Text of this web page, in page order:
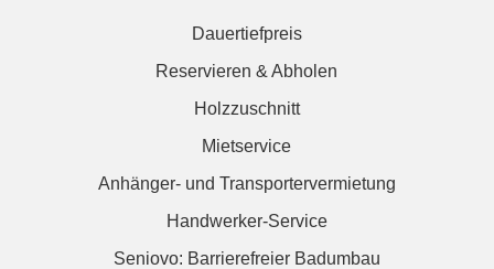
Dauertiefpreis
Reservieren & Abholen
Holzzuschnitt
Mietservice
Anhänger- und Transportervermietung
Handwerker-Service
Seniovo: Barrierefreier Badumbau